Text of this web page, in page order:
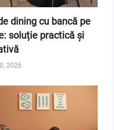
dining cu bancă pe
soluție practică și
2026